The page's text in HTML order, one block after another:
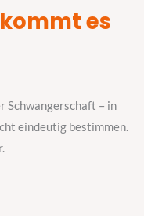
es
Schwangerschaft – in
eindeutig bestimmen.